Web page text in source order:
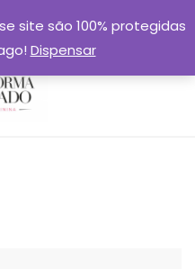
site são 100% protegidas
Dispensar